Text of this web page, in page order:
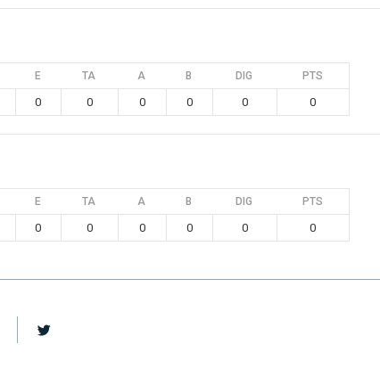
E TA A B DIG PTS
0 0 0 0 0 0
E TA A B DIG PTS
0 0 0 0 0 0